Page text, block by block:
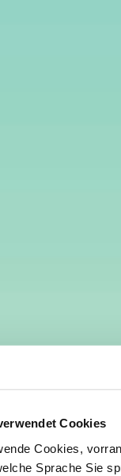
Cookies
Cookies,
Sprache Sie